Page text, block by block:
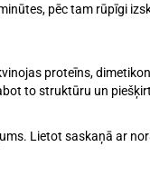
pēc tam rūpīgi
proteīns,
to struktūru un
Lietot saskaņā ar